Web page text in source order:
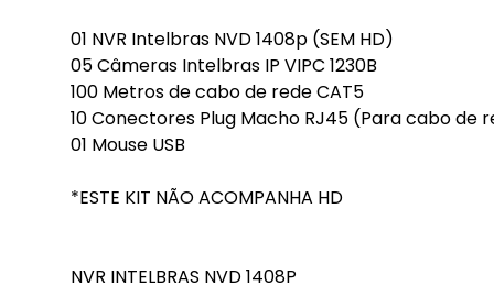
01 NVR Intelbras NVD 1408p (SEM HD)
05 Câmeras Intelbras IP VIPC 1230B
100 Metros de cabo de rede CAT5
10 Conectores Plug Macho RJ45 (Para cabo de
01 Mouse USB
*ESTE KIT NÃO ACOMPANHA HD
NVR INTELBRAS NVD 1408P